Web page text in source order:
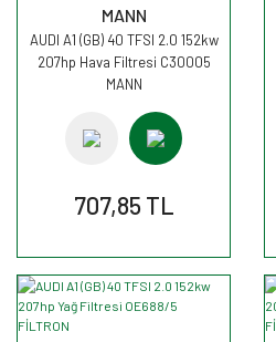
MANN
AUDI A1 (GB) 40 TFSI 2.0 152kw
207hp Hava Filtresi C30005
MANN
707,85 TL